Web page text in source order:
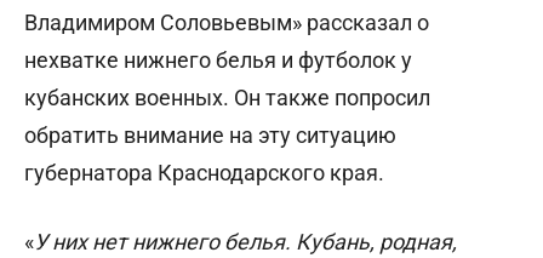
Владимиром Соловьевым» рассказал о
нехватке нижнего белья и футболок у
кубанских военных. Он также попросил
обратить внимание на эту ситуацию
губернатора Краснодарского края.
«У них нет нижнего белья. Кубань, родная,